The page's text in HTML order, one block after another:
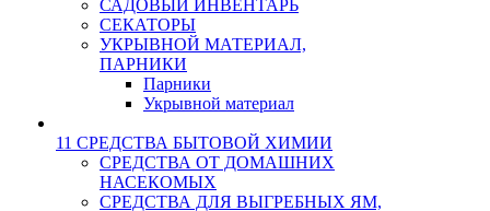
САДОВЫЙ ИНВЕНТАРЬ
СЕКАТОРЫ
УКРЫВНОЙ МАТЕРИАЛ,
ПАРНИКИ
Парники
Укрывной материал
11 СРЕДСТВА БЫТОВОЙ ХИМИИ
СРЕДСТВА ОТ ДОМАШНИХ
НАСЕКОМЫХ
СРЕДСТВА ДЛЯ ВЫГРЕБНЫХ ЯМ,